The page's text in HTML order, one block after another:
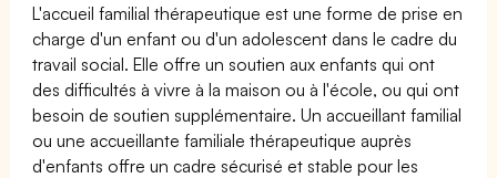
L'accueil familial thérapeutique est une forme de prise en
charge d'un enfant ou d'un adolescent dans le cadre du
travail social. Elle offre un soutien aux enfants qui ont
des difficultés à vivre à la maison ou à l'école, ou qui ont
besoin de soutien supplémentaire. Un accueillant familial
ou une accueillante familiale thérapeutique auprès
d'enfants offre un cadre sécurisé et stable pour les